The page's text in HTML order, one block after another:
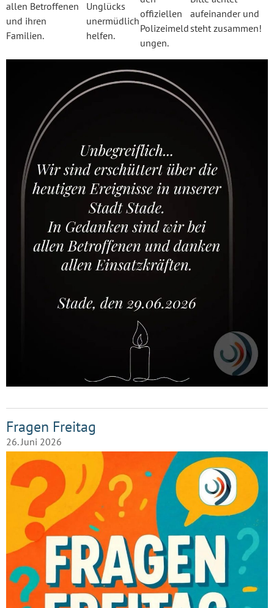
allen Betroffenen
und ihren
Familien.
Unglücks
unermüdlich
helfen.
offiziellen
Polizeimeld
ungen.
aufeinander und
steht zusammen!
Fragen Freitag
26. Juni 2026